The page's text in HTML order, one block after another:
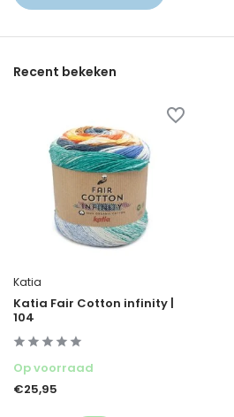
Recent bekeken
Katia
Katia Fair Cotton infinity |
104
Op voorraad
€25,95